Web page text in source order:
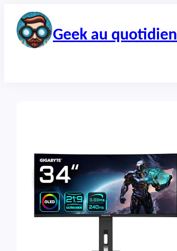
contenu
Geek au quotidien